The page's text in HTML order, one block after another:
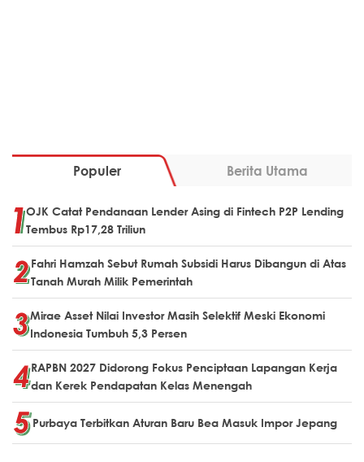
Populer Berita Utama
OJK Catat Pendanaan Lender Asing di Fintech P2P Lending
Tembus Rp17,28 Triliun
Fahri Hamzah Sebut Rumah Subsidi Harus Dibangun di Atas
Tanah Murah Milik Pemerintah
Mirae Asset Nilai Investor Masih Selektif Meski Ekonomi
Indonesia Tumbuh 5,3 Persen
RAPBN 2027 Didorong Fokus Penciptaan Lapangan Kerja
dan Kerek Pendapatan Kelas Menengah
Purbaya Terbitkan Aturan Baru Bea Masuk Impor Jepang